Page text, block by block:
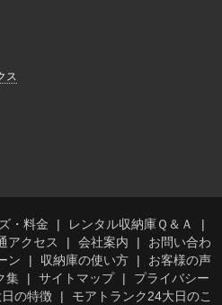
ス
・料金
レンタル収納庫Ｑ＆Ａ
アクセス 会社案内
お問い合わ
ン 収納庫の使い方
お客様の声
集 サイトマップ
プライバシー
の特徴 モアトランク24大日のこ